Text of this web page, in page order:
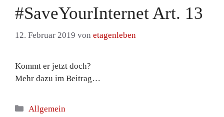
#SaveYourInternet Art. 13
12. Februar 2019 von etagenleben
Kommt er jetzt doch?
Mehr dazu im Beitrag…
Kategorien
Allgemein